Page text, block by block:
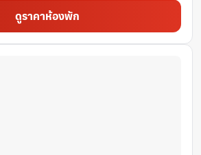
ข้าได้ (Roll-in shower)
ฟุต)
ระเบียง ม่านทึบแสง ชา (ฟรี)
โต๊ะ
จก ช่องเคเบิ้ล
ดูราคาห้องพัก